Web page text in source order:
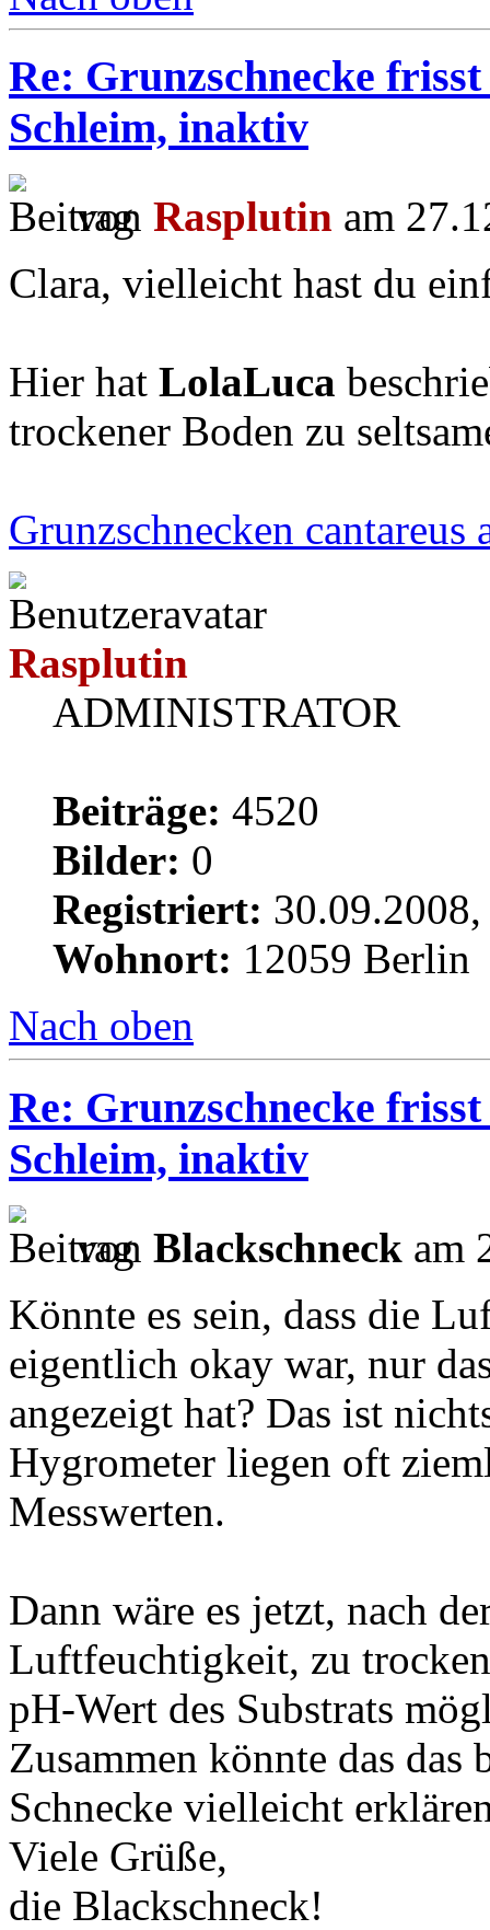
Re: Grunzschnecke
Schleim, inaktiv
von Rasplutin am
Clara, vielleicht hast du
Hier hat LolaLuca
trockener Boden zu
Grunzschnecken cantareus
Rasplutin
ADMINISTRATOR
Beiträge: 4520
Bilder: 0
Registriert:
Wohnort: 12059 Berlin
Nach oben
Re: Grunzschnecke
Schleim, inaktiv
von Blackschneck am
Könnte es sein, dass die
eigentlich okay war, nur
angezeigt hat? Das ist
Hygrometer liegen oft
Messwerten.
Dann wäre es jetzt, nach
Luftfeuchtigkeit, zu
pH-Wert des Substrats
Zusammen könnte das das
Schnecke vielleicht
Viele Grüße,
die Blackschneck!